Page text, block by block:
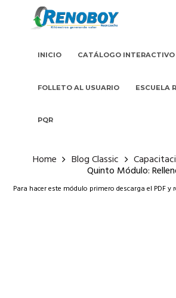
INICIO CATÁLOGO INTERACTIVO
FOLLETO AL USUARIO ESCUELA
PQR
Home Blog Classic
Quinto Módulo:
Para hacer este módulo primero descarga el PDF y